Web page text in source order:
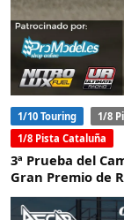
1/10 Touring 1/8
1/8 Pista Cataluña
3ª Prueba del
Gran Premio de